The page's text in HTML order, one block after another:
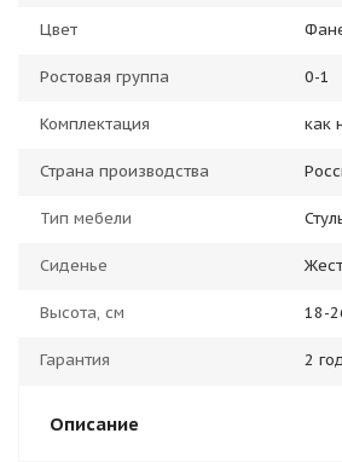
Цвет
Ростовая группа 0-1
Комплектация как
Страна производства
Тип мебели
Сиденье
Высота, см 18-
Гарантия 2
Описание